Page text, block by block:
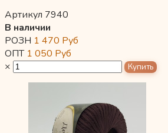
Артикул 7940
В наличии
РОЗН 1 470 Руб
ОПТ 1 050 Руб
×